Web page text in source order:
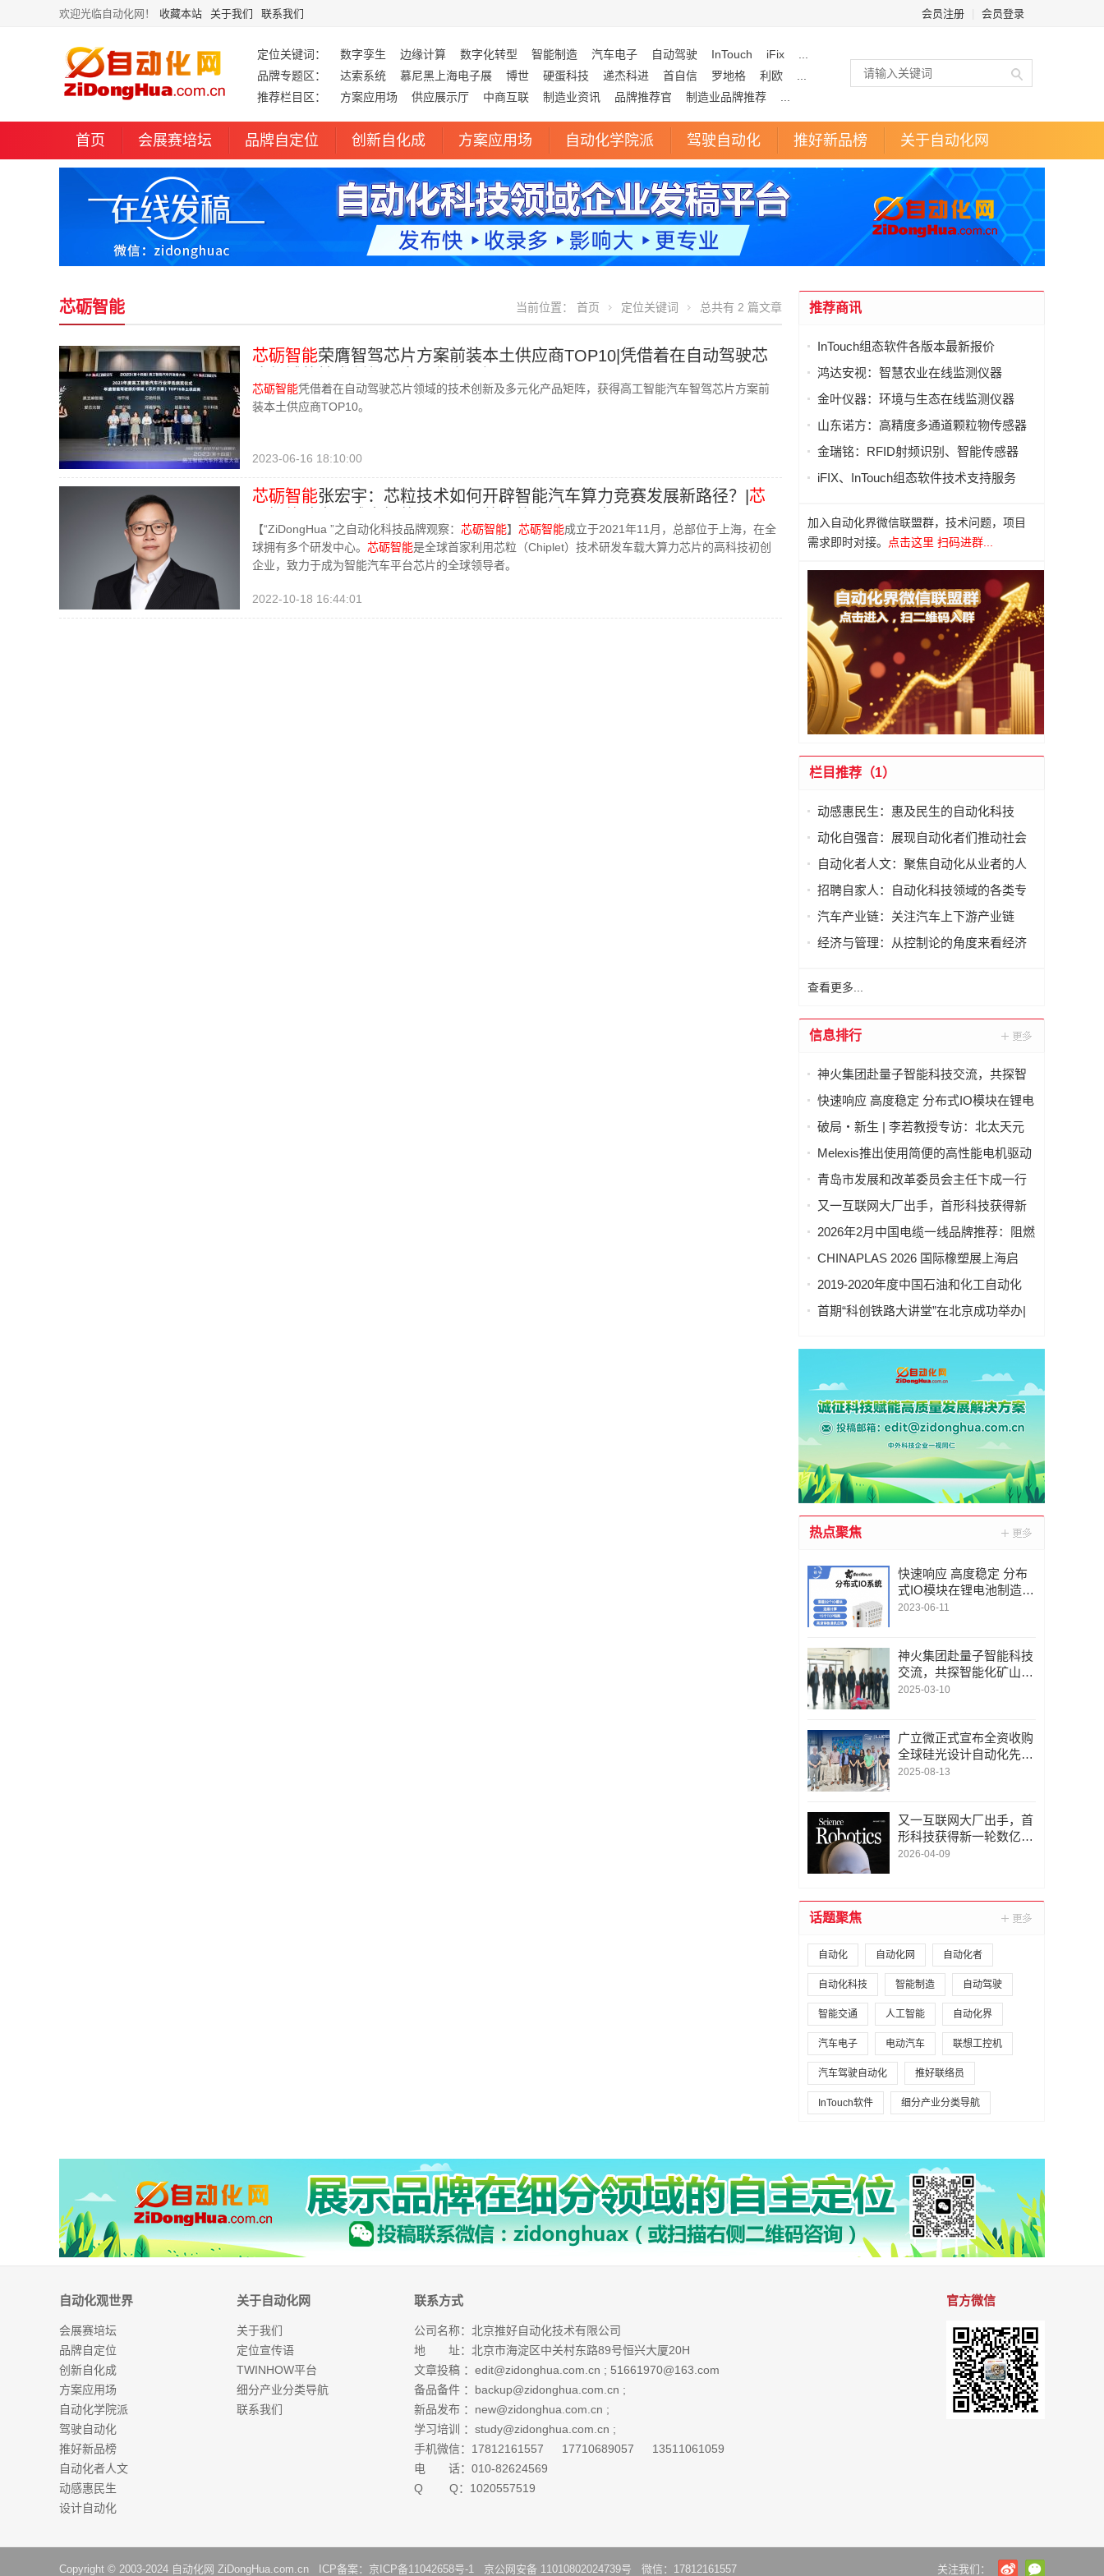
欢迎光临自动化网！ 收藏本站 关于我们 联系我们 会员注册 会员登录
定位关键词： 数字孪生 边缘计算 数字化转型 智能制造 汽车电子 自动驾驶 InTouch iFix
品牌专题区：
达索系统 慕尼黑上海电子展 博世 硬蛋科技 递杰科进 首自信 罗地格 利欧
推荐栏目区：
方案应用场 供应展示厅 中商互联 制造业资讯 品牌推荐官 制造业品牌推荐
首页 会展赛培坛 品牌自定位 创新自化成 方案应用场 自动化学院派 驾驶自动化 推好新品榜 关于自动化网
芯砺智能 当前位置： 首页 定位关键词 总共有 2 篇文章
芯砺智能荣膺智驾芯片方案前装本土供应商TOP10|凭借着在自动驾驶芯
芯砺智能凭借着在自动驾驶芯片领域的技术创新及多元化产品矩阵，获得高工智能汽车智驾芯片方案前
装本土供应商TOP10。
2023-06-16 18:10:00
芯砺智能张宏宇：芯粒技术如何开辟智能汽车算力竞赛发展新路径？| 芯
【“ZiDongHua ”之自动化科技品牌观察： 芯砺智能】 芯砺智能成立于2021年11月，总部位于上海，在全
球拥有多个研发中心。 芯砺智能是全球首家利用芯粒（Chiplet）技术研发车载大算力芯片的高科技初创
企业，致力于成为智能汽车平台芯片的全球领导者。
2022-10-18 16:44:01
推荐商讯
InTouch组态软件各版本最新报价
鸿达安视：智慧农业在线监测仪器
金叶仪器：环境与生态在线监测仪器
山东诺方：高精度多通道颗粒物传感器
金瑞铭：RFID射频识别、智能传感器
iFIX、InTouch组态软件技术支持服务
加入自动化界微信联盟群，技术问题，项目
需求即时对接。
点击这里 扫码进群...
栏目推荐（1）
动感惠民生：惠及民生的自动化科技
动化自强音：展现自动化者们推动社会
进步发出的响亮声音
自动化者人文：聚焦自动化从业者的人
文思考
招聘自家人：自动化科技领域的各类专
家及人才需求资讯
汽车产业链：关注汽车上下游产业链
经济与管理：从控制论的角度来看经济
查看更多...
信息排行
神火集团赴量子智能科技交流，共探智
能化矿山新未来
快速响应 高度稳定 分布式IO模块在锂电
池制造的优势揭秘 | 支持Modbus、
EtherCAT、Ethernet/IP、BACnet/IP等多
种协议
破局・新生 | 李若教授专访：北太天元
打破 30 年垄断，国产科学计算软件崛起
Melexis推出使用简便的高性能电机驱动
芯片，助力三相风扇实现快速、免代码
青岛市发展和改革委员会主任卞成一行
到国创中心调研指导
又一互联网大厂出手，首形科技获得新
一轮数亿元A1轮融资｜人脸机器人首次
2026年2月中国电缆一线品牌推荐：阻燃
防火电缆国内一线品牌推荐排名名单
CHINAPLAS 2026 国际橡塑展上海启
幕！5,000余家全球展商共塑智能绿色橡
2019-2020年度中国石油和化工自动化
行业科学技术奖拟授奖公示
首期“科创铁路大讲堂”在北京成功举办|
人工智能驱动新一代技术变革》主题讲
热点聚焦
快速响应 高度稳定 分布
式IO模块在锂电池制造的
优势揭秘 | 支持Modbu
rnet/IP、BACnet/IP等多
种协议
2023-06-11
神火集团赴量子智能科技
交流，共探智能化矿山新
未来
2025-03-10
广立微正式宣布全资收购
全球硅光设计自动化先锋
LUCEDA
2025-08-13
又一互联网大厂出手，首
形科技获得新一轮数亿元
A1轮融资｜人脸机器人首
2026-04-09
话题聚焦
自动化 自动化网 自动化者
自动化科技 智能制造 自动驾驶
智能交通 人工智能 自动化界
汽车电子 电动汽车 联想工控机
汽车驾驶自动化 推好联络员
InTouch软件 细分产业分类导航
自动化观世界
会展赛培坛
品牌自定位
创新自化成
方案应用场
自动化学院派
驾驶自动化
推好新品榜
自动化者人文
动感惠民生
设计自动化
关于自动化网
关于我们
定位宣传语
TWINHOW平台
细分产业分类导航
联系我们
联系方式
公司名称：北京推好自动化技术有限公司
地 址：北京市海淀区中关村东路89号恒兴大厦20H
文章投稿 ： edit@zidonghua.com.cn ; 51661970@163.com
备品备件 ： backup@zidonghua.com.cn ;
新品发布 ： new@zidonghua.com.cn ;
学习培训 ： study@zidonghua.com.cn ;
手机微信：17812161557 17710689057 13511061059
电 话：010-82624569
Q Q：1020557519
官方微信
Copyright © 2003-2024 自动化网 ZiDongHua.com.cn ICP备案： 京ICP备11042658号-1 京公网安备 11010802024739号 微信：17812161557 关注我们：